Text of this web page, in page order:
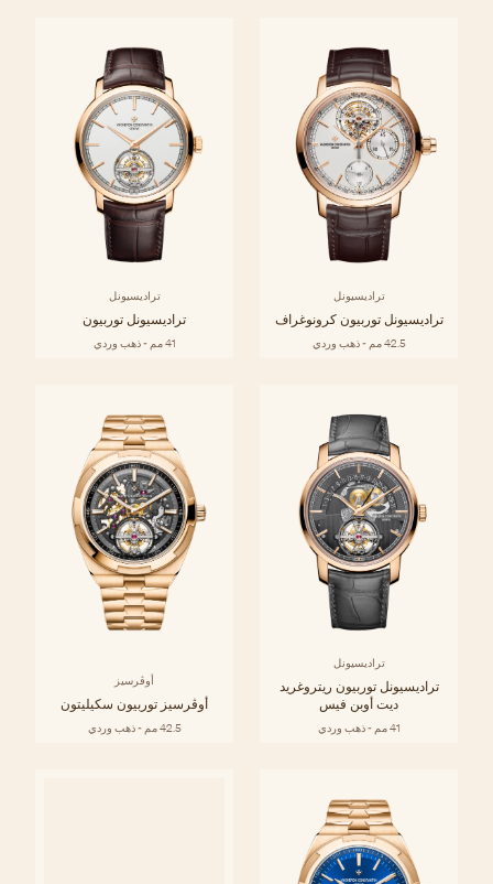
تراديسيونل
تراديسيونل توربيون كرونوغراف
42.5 مم - ذهب وردي
تراديسيونل
تراديسيونل توربيون
41 مم - ذهب وردي
تراديسيونل
تراديسيونل توربيون ريتروغريد
ديت أوبن فيس
41 مم - ذهب وردي
أوڤرسيز
أوڤرسيز توربيون سكيليتون
42.5 مم - ذهب وردي